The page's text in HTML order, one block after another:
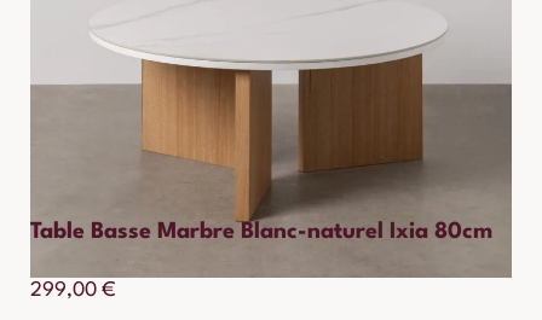
Table Basse Marbre Blanc-naturel Ixia 80cm
299,00 €